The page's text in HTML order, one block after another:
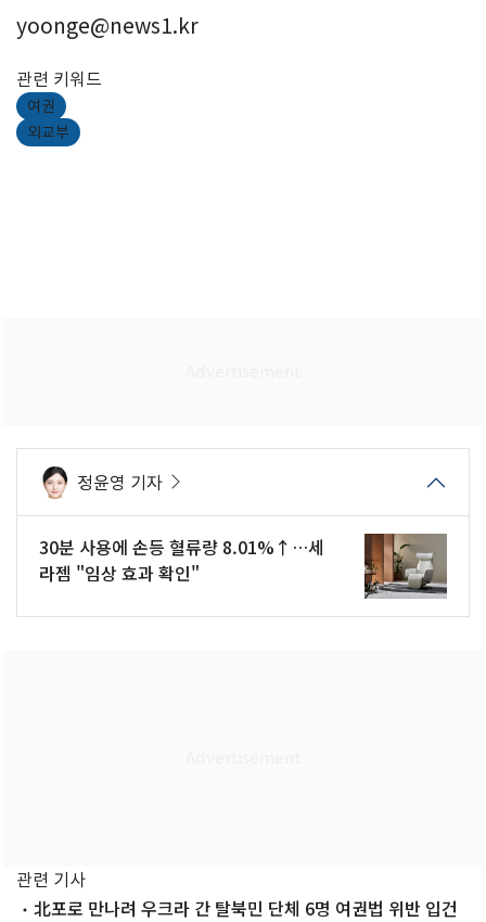
yoonge@news1.kr
관련 키워드
여권
외교부
정윤영 기자
30분 사용에 손등 혈류량 8.01%↑…세
라젬 "임상 효과 확인"
관련 기사
北포로 만나려 우크라 간 탈북민 단체 6명 여권법 위반 입건